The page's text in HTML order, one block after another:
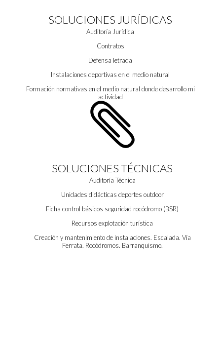
SOLUCIONES JURÍDICAS
Auditoría Jurídica
Contratos
Defensa letrada
Instalaciones deportivas en el medio natural
Formación normativas en el medio natural donde desarrollo mi
actividad

SOLUCIONES TÉCNICAS
Auditoría Técnica
Unidades didácticas deportes outdoor
Ficha control básicos seguridad rocódromo (BSR)
Recursos explotación turística
Creación y mantenimiento de instalaciones. Escalada. Vía
Ferrata. Rocódromos. Barranquismo.